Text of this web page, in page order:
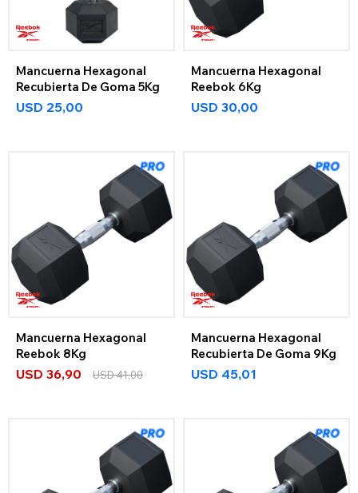
Mancuerna Hexagonal
Recubierta De Goma 5Kg
USD 25,00
Mancuerna Hexagonal
Reebok 6Kg
USD 30,00
Mancuerna Hexagonal
Reebok 8Kg
USD 36,90 USD41,00
Mancuerna Hexagonal
Recubierta De Goma 9Kg
USD 45,01